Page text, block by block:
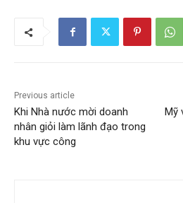
Previous article
Khi Nhà nước mời doanh
nhân giỏi làm lãnh đạo trong
khu vực công
Mỹ